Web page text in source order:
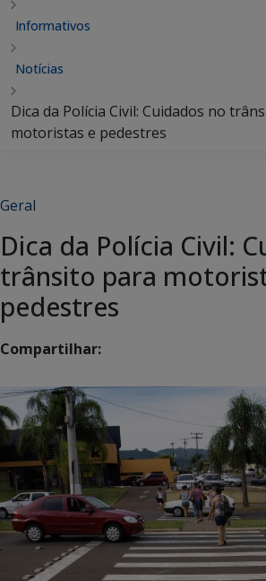
Informativos
Notícias
Dica da Polícia Civil: Cuidados no
motoristas e pedestres
Geral
Dica da Polícia Civil:
trânsito para
pedestres
Compartilhar: